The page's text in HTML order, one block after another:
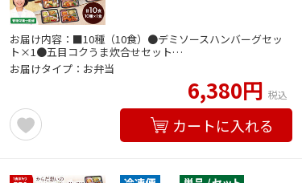
お届け内容：■10種（10食）●デミソースハンバーグセッ
ト×1●五目コクうま炊合せセット…
お届けタイプ：お弁当
6,380円 税込
カートに入れる